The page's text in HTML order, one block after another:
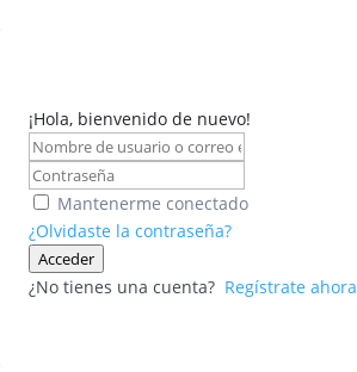
¡Hola, bienvenido de nuevo!
Mantenerme conectado
¿Olvidaste la contraseña?
Acceder
¿No tienes una cuenta? Regístrate ahora